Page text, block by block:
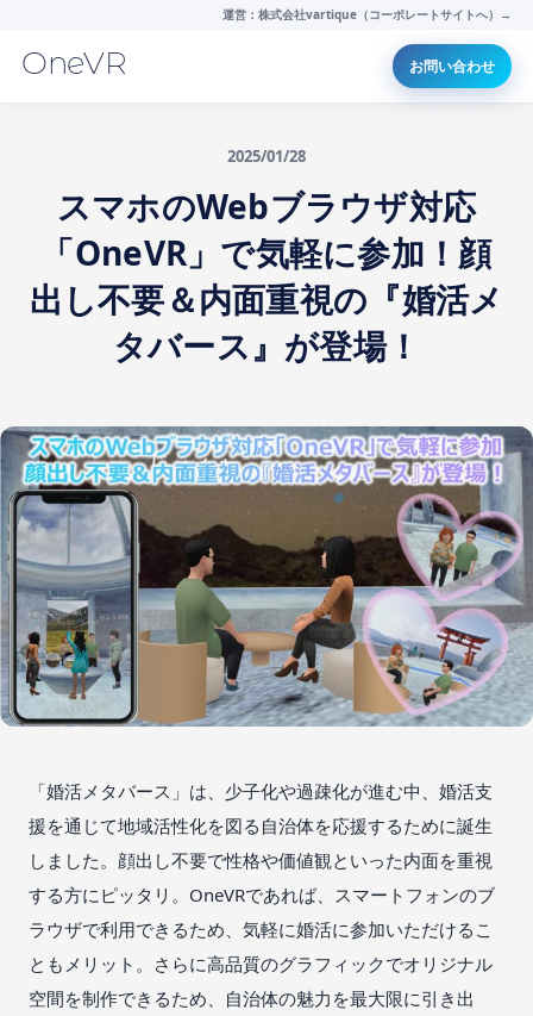
運営：株式会社vartique（コーポレートサイトへ）→
OneVR お問い合わせ
2025/01/28
スマホのWebブラウザ対応
「OneVR」で気軽に参加！顔
出し不要＆内面重視の『婚活メ
タバース』が登場！
「婚活メタバース」は、少子化や過疎化が進む中、婚活支
援を通じて地域活性化を図る自治体を応援するために誕生
しました。顔出し不要で性格や価値観といった内面を重視
する方にピッタリ。OneVRであれば、スマートフォンのブ
ラウザで利用できるため、気軽に婚活に参加いただけるこ
ともメリット。さらに高品質のグラフィックでオリジナル
空間を制作できるため、自治体の魅力を最大限に引き出